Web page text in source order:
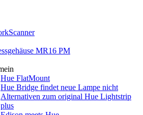
MR16 PM
Hue FlatMount
Hue Bridge findet neue Lampe nicht
Alternativen zum original Hue Lightstrip
plus